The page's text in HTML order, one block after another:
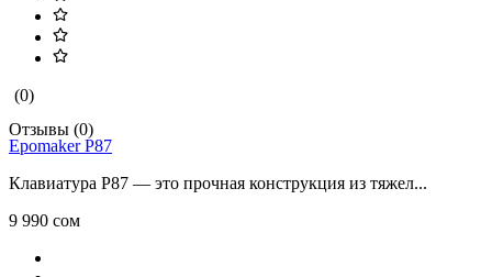
(0)
Отзывы (0)
Epomaker P87
Клавиатура P87 — это прочная конструкция из тяжел...
9 990 сом